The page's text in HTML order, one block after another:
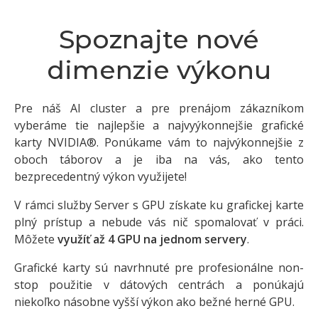
Spoznajte nové
dimenzie výkonu
Pre náš AI cluster a pre prenájom zákazníkom
vyberáme tie najlepšie a najvyýkonnejšie grafické
karty NVIDIA®. Ponúkame vám to najvýkonnejšie z
oboch táborov a je iba na vás, ako tento
bezprecedentný výkon využijete!
V rámci služby Server s GPU získate ku grafickej karte
plný prístup a nebude vás nič spomalovať v práci.
Môžete využíť až 4 GPU na jednom servery.
Grafické karty sú navrhnuté pre profesionálne non-
stop použitie v dátových centrách a ponúkajú
niekoľko násobne vyšší výkon ako bežné herné GPU.